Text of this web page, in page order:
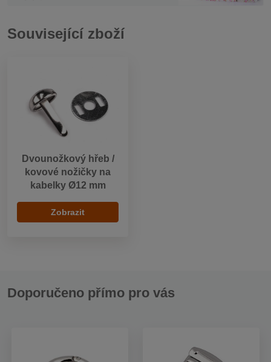
Související zboží
Dvounožkový hřeb /
kovové nožičky na
kabelky Ø12 mm
Zobrazit
Doporučeno přímo pro vás